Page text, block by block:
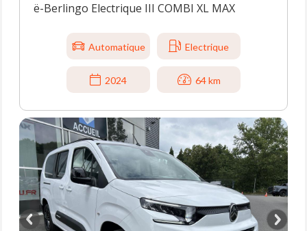
ë-Berlingo Electrique III COMBI XL MAX
Automatique Electrique
2024 64 km